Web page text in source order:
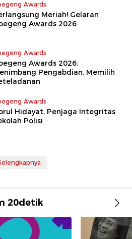
Awards
Meriah! Gelaran
Awards 2026
Awards
Awards 2026:
Pengabdian, Memilih
Awards
Hidayat, Penjaga Integritas
Polisi
20detik